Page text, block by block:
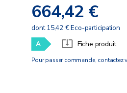
664,42 €
dont 15,42 € Eco-participation
A
Fiche produit
Pour passer commande, contactez